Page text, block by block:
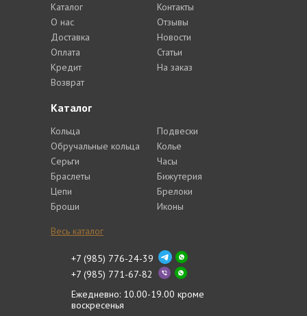
Каталог
Кольца
Обручальные кольца
Серьги
Браслеты
Цепи
Броши
Подвески
Колье
Часы
Бижутерия
Брелоки
Иконы
Весь каталог
Каталог
О нас
Доставка
Оплата
Кредит
Возврат
Контакты
Отзывы
Новости
Статьи
На заказ
+7 (985) 776-24-39
+7 (985) 771-67-82
Ежедневно: 10.00-19.00 кроме
воскресенья